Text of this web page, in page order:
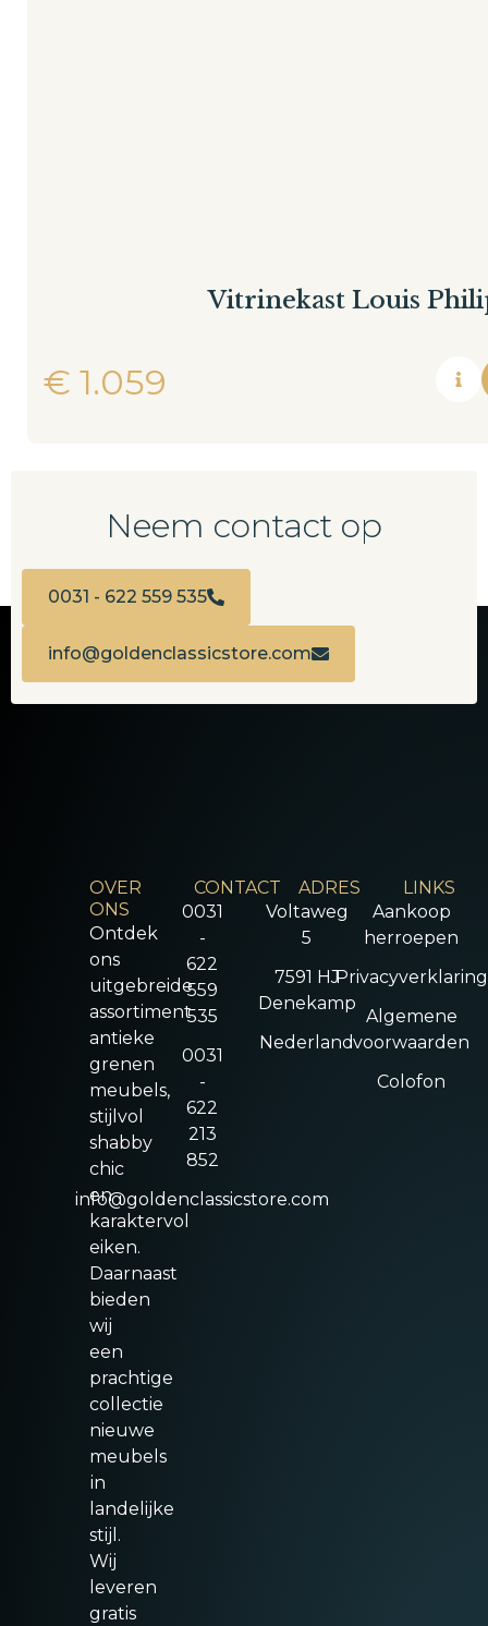
Vitrinekast Louis
€ 1.059
Neem contact op
0031 - 622 559 535
info@goldenclassicstore.com
OVER
ONS
Ontdek
ons
uitgebreide
assortiment
antieke
grenen
meubels,
stijlvol
shabby
chic
en
karaktervol
eiken.
Daarnaast
bieden
wij
een
prachtige
collectie
nieuwe
meubels
in
landelijke
stijl.
Wij
leveren
gratis
CONTACT
0031
-
622
559
535
0031
-
622
213
852
info@goldenclassicstore.com
ADRES
Voltaweg
5
7591 HJ
Denekamp
Nederland
LINKS
Aankoop
herroepen
Privacyverklaring
Algemene
voorwaarden
Colofon